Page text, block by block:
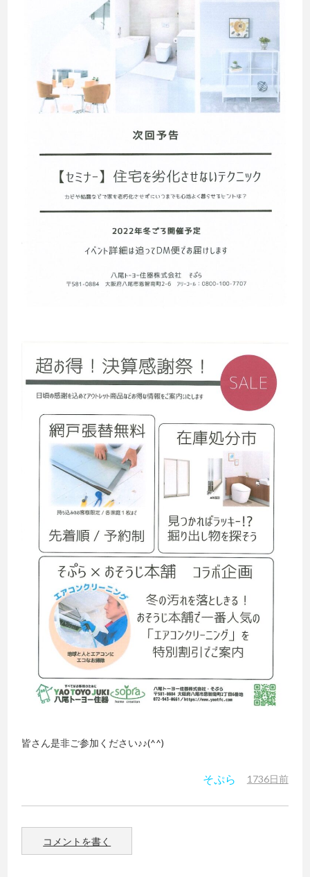
皆さん是非ご参加ください♪♪(^^)
そぷら 1736日前
コメントを書く